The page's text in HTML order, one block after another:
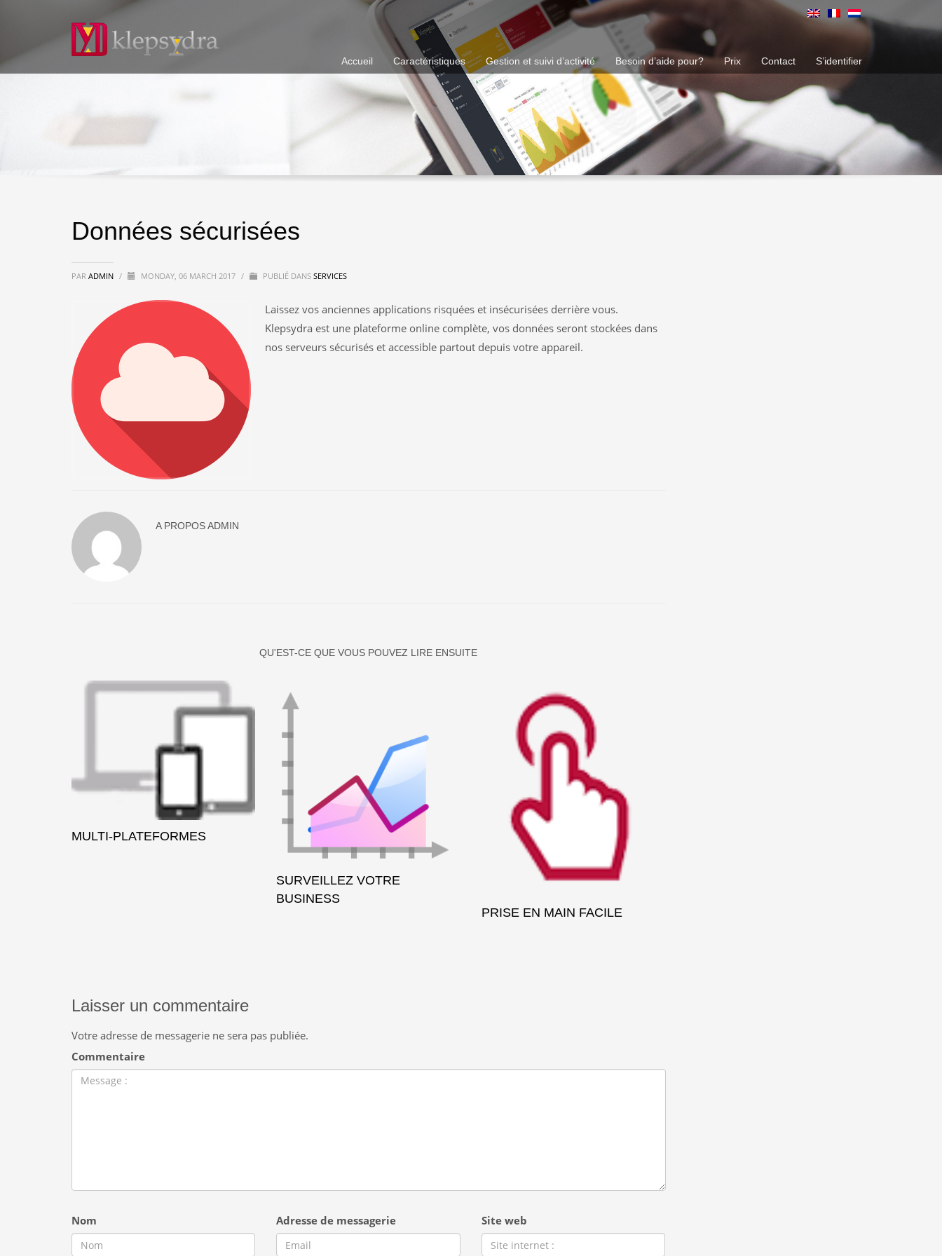
Accueil Caractéristiques Gestion et suivi d’activité Besoin d’aide pour? Prix Contact S’identifier
Données sécurisées
PAR ADMIN / MONDAY, 06 MARCH 2017 / PUBLIÉ DANS SERVICES
Laissez vos anciennes applications risquées et insécurisées derrière vous.
Klepsydra est une plateforme online complète, vos données seront stockées dans
nos serveurs sécurisés et accessible partout depuis votre appareil.
A PROPOSADMIN
QU'EST-CE QUE VOUS POUVEZ LIRE ENSUITE
MULTI-PLATEFORMES
SURVEILLEZ VOTRE
BUSINESS
PRISE EN MAIN FACILE
Laisser un commentaire
Votre adresse de messagerie ne sera pas publiée.
Commentaire
Nom Adresse de messagerie Site web